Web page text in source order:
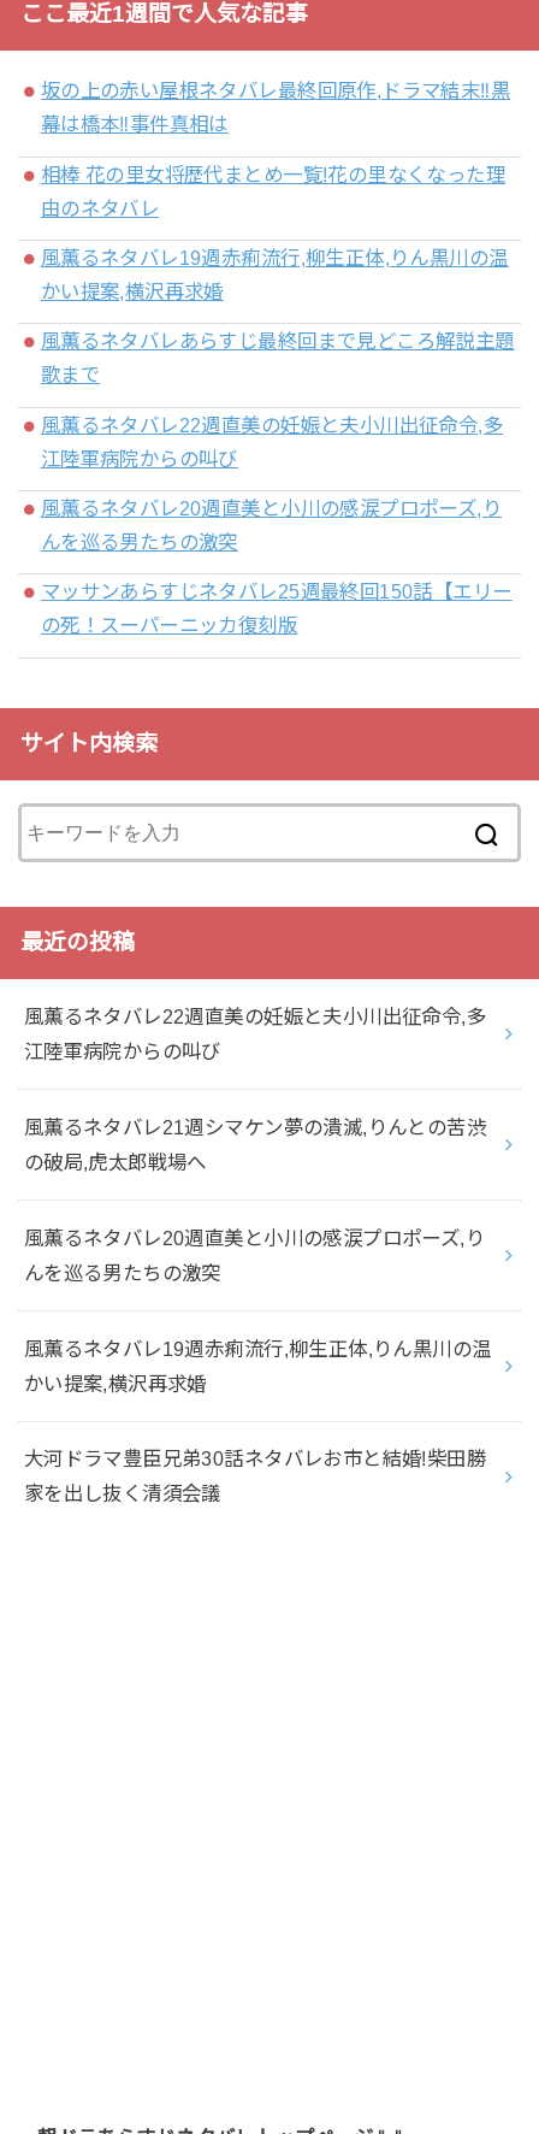
ここ最近1週間で人気な記事
坂の上の赤い屋根ネタバレ最終回原作,ドラマ結末‼黒
幕は橋本‼事件真相は
相棒 花の里女将歴代まとめ一覧!花の里なくなった理
由のネタバレ
風薫るネタバレ19週赤痢流行,柳生正体,りん黒川の温
かい提案,横沢再求婚
風薫るネタバレあらすじ最終回まで見どころ解説主題
歌まで
風薫るネタバレ22週直美の妊娠と夫小川出征命令,多
江陸軍病院からの叫び
風薫るネタバレ20週直美と小川の感涙プロポーズ,り
んを巡る男たちの激突
マッサンあらすじネタバレ25週最終回150話【エリー
の死！スーパーニッカ復刻版
サイト内検索
最近の投稿
風薫るネタバレ22週直美の妊娠と夫小川出征命令,多
江陸軍病院からの叫び
風薫るネタバレ21週シマケン夢の潰滅,りんとの苦渋
の破局,虎太郎戦場へ
風薫るネタバレ20週直美と小川の感涙プロポーズ,り
んを巡る男たちの激突
風薫るネタバレ19週赤痢流行,柳生正体,りん黒川の温
かい提案,横沢再求婚
大河ドラマ豊臣兄弟30話ネタバレお市と結婚!柴田勝
家を出し抜く清須会議